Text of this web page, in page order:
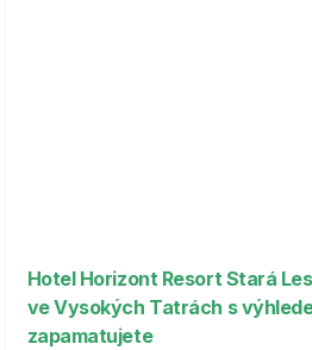
Hotel Horizont Resort Stará
ve Vysokých Tatrách s
zapamatujete